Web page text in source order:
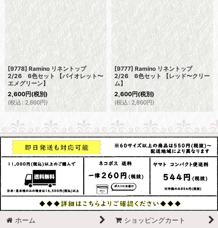
[9778] Ramino リネントップ
2/26 6色セット 【バイオレット〜
エメグリーン】
2,600円(税別)
(税込: 2,860円)
[9777] Ramino リネントップ
2/26 6色セット 【レッド〜クリー
ム】
2,600円(税別)
(税込 : 2,860円)
ホーム ショッピングカート